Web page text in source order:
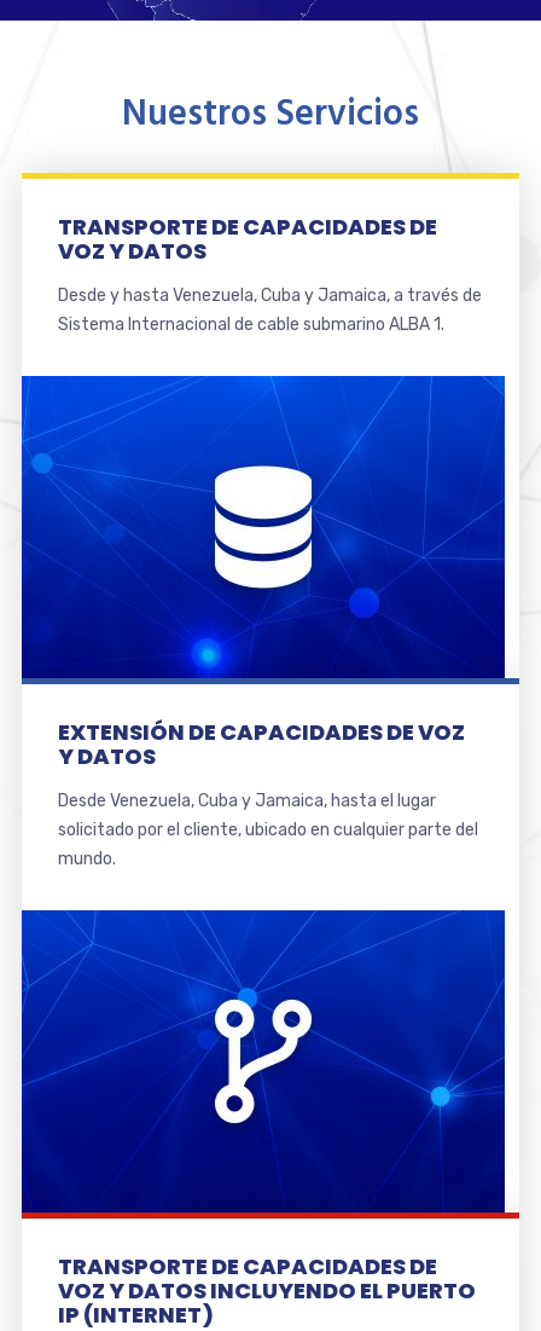
Nuestros Servicios
TRANSPORTE DE CAPACIDADES DE
VOZ Y DATOS
Desde y hasta Venezuela, Cuba y Jamaica, a través de
Sistema Internacional de cable submarino ALBA 1.
EXTENSIÓN DE CAPACIDADES DE VOZ
Y DATOS
Desde Venezuela, Cuba y Jamaica, hasta el lugar
solicitado por el cliente, ubicado en cualquier parte del
mundo.
TRANSPORTE DE CAPACIDADES DE
VOZ Y DATOS INCLUYENDO EL PUERTO
IP (INTERNET)